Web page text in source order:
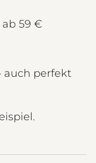
59 €
auch perfekt